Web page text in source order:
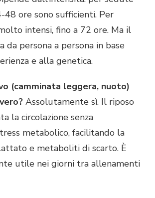
48 ore sono sufficienti. Per
intensi, fino a 72 ore. Ma il
da persona a persona in base
e alla genetica.
(camminata leggera, nuoto)
Assolutamente sì. Il riposo
la circolazione senza
metabolico, facilitando la
e metaboliti di scarto. È
utile nei giorni tra allenamenti